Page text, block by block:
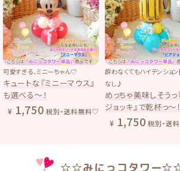
すぎる、ミニーちゃん♡
ュートな『ミニーマウス』
選べる〜！
1,750 税別・送料無料♡
酔わなくてもハイテンション間
なし♪
めっちゃ美味しそうっ『
ジョッキ』で乾杯っ〜！
1,750 税別・送料